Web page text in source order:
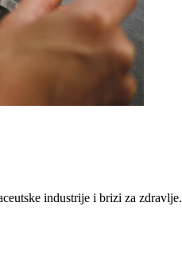
industrije i brizi za zdravlje.